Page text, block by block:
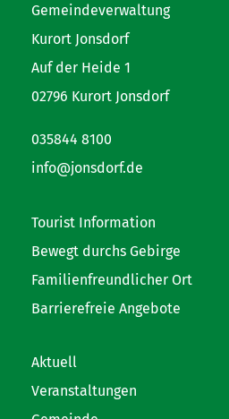
Gemeindeverwaltung
Kurort Jonsdorf
Auf der Heide 1
02796 Kurort Jonsdorf
035844 8100
info@jonsdorf.de
Tourist Information
Bewegt durchs Gebirge
Familienfreundlicher Ort
Barrierefreie Angebote
Aktuell
Veranstaltungen